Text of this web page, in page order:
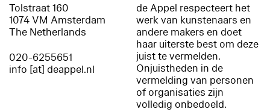
Tolstraat 160
1074 VM Amsterdam
The Netherlands
020-6255651
info [at] deappel.nl
de Appel respecteert het
werk van kunstenaars en
andere makers en doet
haar uiterste best om deze
juist te vermelden.
Onjuistheden in de
vermelding van personen
of organisaties zijn
volledig onbedoeld.